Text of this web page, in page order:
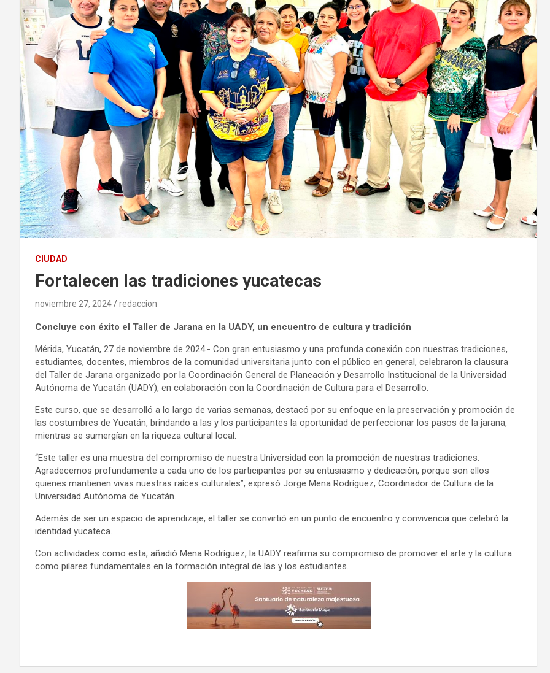
CIUDAD
Fortalecen las tradiciones yucatecas
noviembre 27, 2024 redaccion
Concluye con éxito el Taller de Jarana en la UADY, un encuentro de cultura y tradición
Mérida, Yucatán, 27 de noviembre de 2024.- Con gran entusiasmo y una profunda conexión con nuestras tradiciones,
estudiantes, docentes, miembros de la comunidad universitaria junto con el público en general, celebraron la clausura
del Taller de Jarana organizado por la Coordinación General de Planeación y Desarrollo Institucional de la Universidad
Autónoma de Yucatán (UADY), en colaboración con la Coordinación de Cultura para el Desarrollo.
Este curso, que se desarrolló a lo largo de varias semanas, destacó por su enfoque en la preservación y promoción de
las costumbres de Yucatán, brindando a las y los participantes la oportunidad de perfeccionar los pasos de la jarana,
mientras se sumergían en la riqueza cultural local.
“Este taller es una muestra del compromiso de nuestra Universidad con la promoción de nuestras tradiciones.
Agradecemos profundamente a cada uno de los participantes por su entusiasmo y dedicación, porque son ellos
quienes mantienen vivas nuestras raíces culturales”, expresó Jorge Mena Rodríguez, Coordinador de Cultura de la
Universidad Autónoma de Yucatán.
Además de ser un espacio de aprendizaje, el taller se convirtió en un punto de encuentro y convivencia que celebró la
identidad yucateca.
Con actividades como esta, añadió Mena Rodríguez, la UADY reafirma su compromiso de promover el arte y la cultura
como pilares fundamentales en la formación integral de las y los estudiantes.